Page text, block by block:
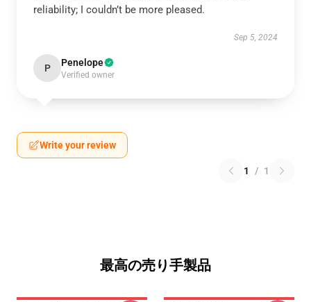
reliability; I couldn’t be more pleased.
Sep 5, 2024
P Penelope
Verified owner
Write your review
1 / 1
最高の売り手製品